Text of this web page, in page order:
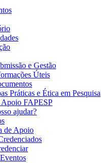
e Gestão
Úteis
Práticas e Ética em Pesquisa
Apoio FAPESP
ajudar?
de Apoio